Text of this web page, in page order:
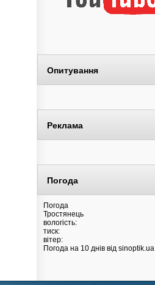
Опитування
Реклама
Погода
Погода
Тростянець
вологість:
тиск:
вітер:
Погода на 10 днів від sinoptik.ua